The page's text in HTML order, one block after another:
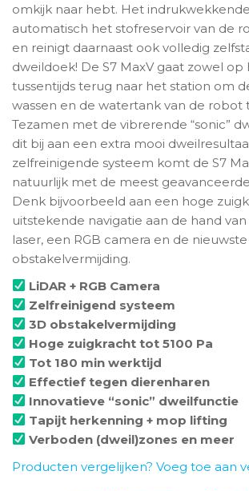
omkijk naar hebt. Het
automatisch het stofreservoir van de
en reinigt daarnaast ook volledig
dweildoek! De S7 MaxV gaat zowel op
tussentijds terug naar het station om
wassen en de watertank van de robot
Tezamen met de vibrerende “sonic”
dit bij aan een extra mooi
zelfreinigende systeem komt de S7
natuurlijk met de meest
Denk bijvoorbeeld aan een hoge
uitstekende navigatie aan de hand van
laser, een RGB camera en de
obstakelvermijding.
LiDAR + RGB Camera
Zelfreinigend systeem
3D obstakelvermijding
Hoge zuigkracht tot 5100 Pa
Tot 180 min werktijd
Effectief tegen dierenharen
Innovatieve “sonic” dweilfunctie
Tapijt herkenning + mop lifting
Verboden (dweil)zones en meer
Producten vergelijken? Voeg toe aan